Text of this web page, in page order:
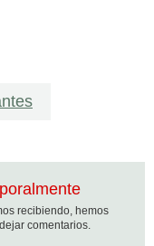
recibiendo, hemos
comentarios.